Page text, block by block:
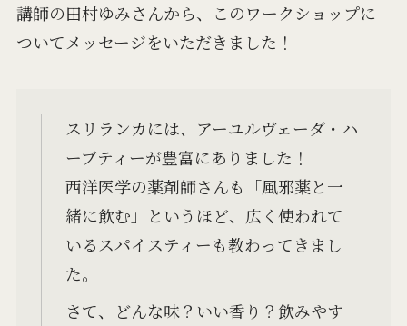
講師の田村ゆみさんから、このワークショップに
ついてメッセージをいただきました！
スリランカには、アーユルヴェーダ・ハ
ーブティーが豊富にありました！
西洋医学の薬剤師さんも「風邪薬と一
緒に飲む」というほど、広く使われて
いるスパイスティーも教わってきまし
た。
さて、どんな味？いい香り？飲みやす